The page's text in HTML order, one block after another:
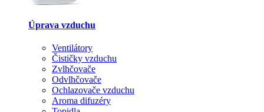
Úprava vzduchu
Ventilátory
Čističky vzduchu
Zvlhčovače
Odvlhčovače
Ochlazovače vzduchu
Aroma difuzéry